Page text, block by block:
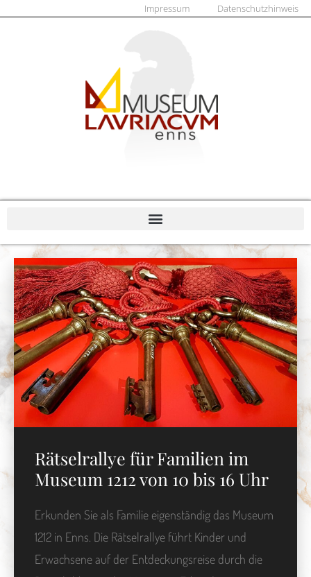
Impressum Datenschutzhinweis
Rätselrallye für Familien im
Museum 1212 von 10 bis 16 Uhr
Erkunden Sie als Familie eigenständig das Museum
1212 in Enns. Die Rätselrallye führt Kinder und
Erwachsene auf der Entdeckungsreise durch die